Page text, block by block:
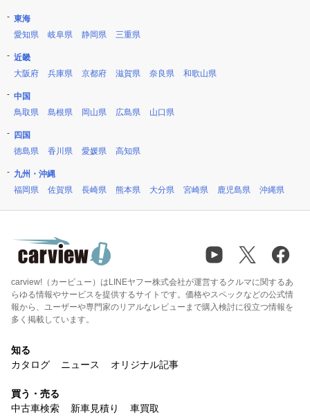
東海
愛知県
岐阜県 静岡県 三重県
近畿
大阪府
兵庫県 京都府 滋賀県 奈良県 和歌山県
中国
鳥取県
島根県 岡山県 広島県 山口県
四国
徳島県
香川県 愛媛県 高知県
九州・沖縄
福岡県
佐賀県 長崎県 熊本県 大分県 宮崎県 鹿児島県 沖縄県
carview!（カービュー）はLINEヤフー株式会社が運営するクルマに関するあ
らゆる情報やサービスを提供するサイトです。価格やスペックなどの公式情
報から、ユーザーや専門家のリアルなレビューまで購入検討に役立つ情報を
多く掲載しています。
知る
カタログ
ニュース オリジナル記事
買う・売る
中古車検索
新車見積り 車買取